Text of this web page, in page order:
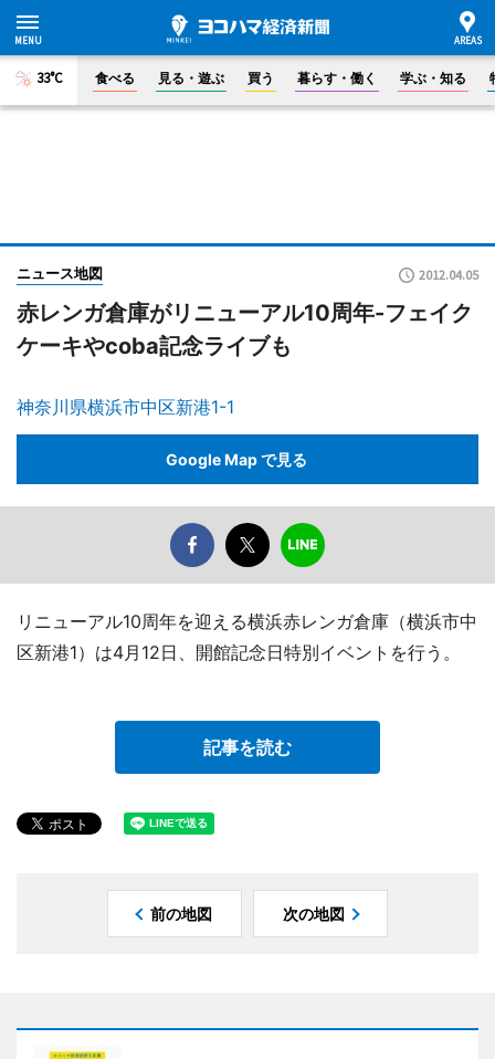
33°C 食べる 見る・遊ぶ 買う 暮らす・働く 学ぶ・知る
ニュース地図 2012.04.05
赤レンガ倉庫がリニューアル10周年-フェイク
ケーキやcoba記念ライブも
神奈川県横浜市中区新港1-1
Google Map で見る
リニューアル10周年を迎える横浜赤レンガ倉庫（横浜市中
区新港1）は4月12日、開館記念日特別イベントを行う。
記事を読む
前の地図 次の地図